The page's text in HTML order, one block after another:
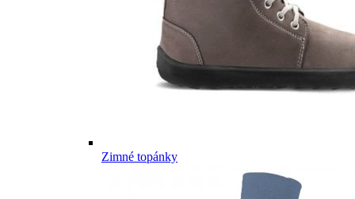
Zimné topánky